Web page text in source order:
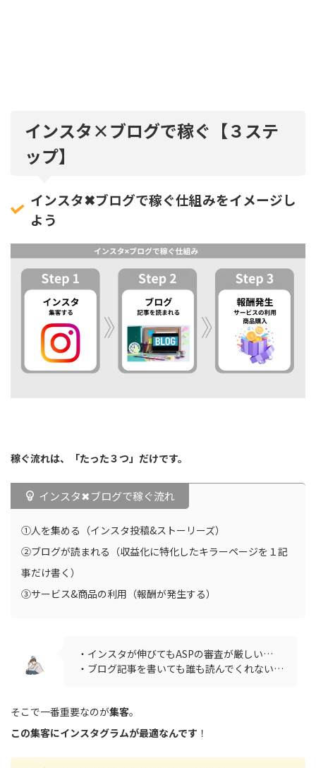
インスタ×ブログで稼ぐ【３ステ
ップ】
インスタ✖︎ブログで稼ぐ仕組みをイメージし
よう
稼ぐ流れは、「たった３つ」だけです。
インスタ✖︎ブログで稼ぐ流れ
①人を集める（インスタ投稿&ストーリーズ）
②ブログが読まれる（収益化に特化したキラーページを１記
事だけ書く）
③サービス&商品の利用（報酬が発生する）
・インスタが伸びてもASPの審査が厳しい…
・ブログ記事を書いても誰も読んでくれない…
そこで一番重要なのが集客。
この集客にインスタグラムが最適なんです ！